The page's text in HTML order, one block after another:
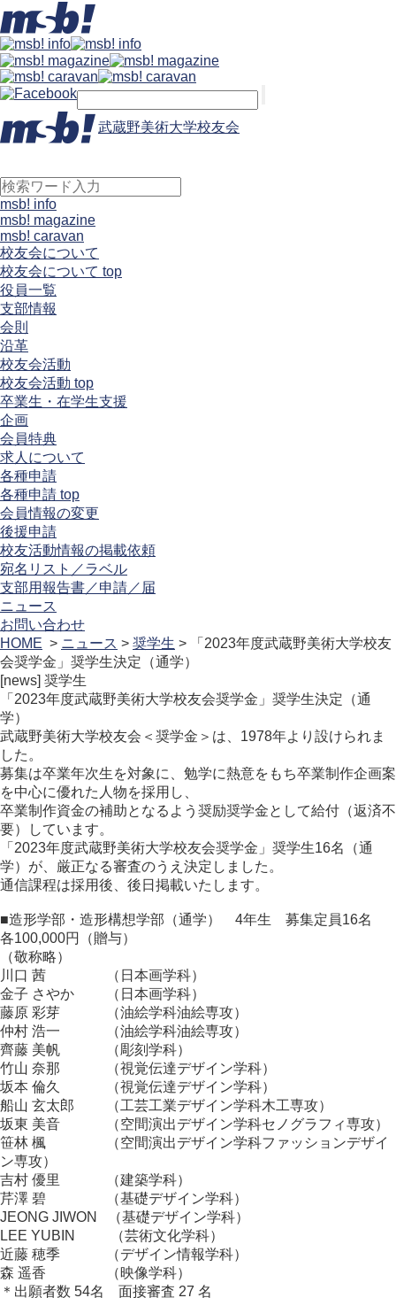
武蔵野美術大学校友会
msb! info
msb! magazine
msb! caravan
校友会について
校友会について top
役員一覧
支部情報
会則
沿革
校友会活動
校友会活動 top
卒業生・在学生支援
企画
会員特典
求人について
各種申請
各種申請 top
会員情報の変更
後援申請
校友活動情報の掲載依頼
宛名リスト／ラベル
支部用報告書／申請／届
ニュース
お問い合わせ
HOME > ニュース > 奨学生 > 「2023年度武蔵野美術大学校友
会奨学金」奨学生決定（通学）
[news] 奨学生
「2023年度武蔵野美術大学校友会奨学金」奨学生決定（通
学）
武蔵野美術大学校友会＜奨学金＞は、1978年より設けられま
した。
募集は卒業年次生を対象に、勉学に熱意をもち卒業制作企画案
を中心に優れた人物を採用し、
卒業制作資金の補助となるよう奨励奨学金として給付（返済不
要）しています。
「2023年度武蔵野美術大学校友会奨学金」奨学生16名（通
学）が、厳正なる審査のうえ決定しました。
通信課程は採用後、後日掲載いたします。
■造形学部・造形構想学部（通学） 4年生 募集定員16名
各100,000円（贈与）
（敬称略）
川口 茜 （日本画学科）
金子 さやか （日本画学科）
藤原 彩芽 （油絵学科油絵専攻）
仲村 浩一 （油絵学科油絵専攻）
齊藤 美帆 （彫刻学科）
竹山 奈那 （視覚伝達デザイン学科）
坂本 倫久 （視覚伝達デザイン学科）
船山 玄太郎 （工芸工業デザイン学科木工専攻）
坂東 美音 （空間演出デザイン学科セノグラフィ専攻）
笹林 楓 （空間演出デザイン学科ファッションデザイ
ン専攻）
吉村 優里 （建築学科）
芹澤 碧 （基礎デザイン学科）
JEONG JIWON （基礎デザイン学科）
LEE YUBIN （芸術文化学科）
近藤 穂季 （デザイン情報学科）
森 遥香 （映像学科）
＊出願者数 54名 面接審査 27 名